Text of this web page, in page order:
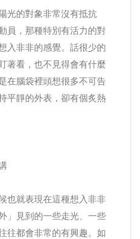
光的對象非常沒有抵抗
員，那種特別有活力的對
入非非的感覺。話很少的
著看，也不見得會有什麼
在腦袋裡頭想很多不可告
平靜的外表，卻有個炙熱
也就表現在這種想入非非
」見到的一些走光、一些
往都會非常的有興趣。如